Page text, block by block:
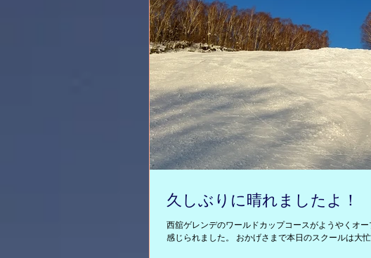
久しぶりに晴れましたよ
西舘ゲレンデのワールドカップコースがようやくオ
感じられました。 おかげさまで本日のスクールは大